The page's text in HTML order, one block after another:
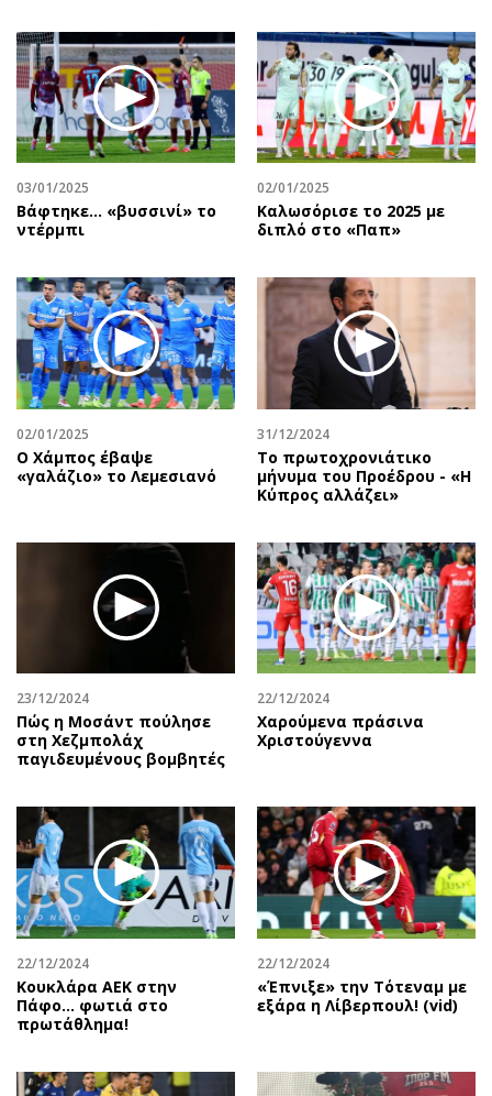
03/01/2025
Βάφτηκε... «βυσσινί» το
ντέρμπι
02/01/2025
Καλωσόρισε το 2025 με
διπλό στο «Παπ»
02/01/2025
Ο Χάμπος έβαψε
«γαλάζιο» το Λεμεσιανό
31/12/2024
Το πρωτοχρονιάτικο
μήνυμα του Προέδρου - «Η
Κύπρος αλλάζει»
23/12/2024
Πώς η Μοσάντ πούλησε
στη Χεζμπολάχ
παγιδευμένους βομβητές
22/12/2024
Χαρούμενα πράσινα
Χριστούγεννα
22/12/2024
Κουκλάρα ΑΕΚ στην
Πάφο… φωτιά στο
πρωτάθλημα!
22/12/2024
«Έπνιξε» την Τότεναμ με
εξάρα η Λίβερπουλ! (vid)